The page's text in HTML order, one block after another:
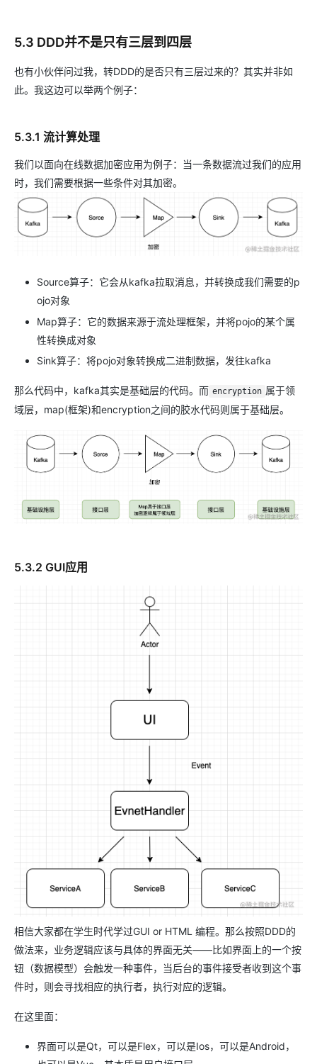
5.3 DDD并不是只有三层到四层
也有小伙伴问过我，转DDD的是否只有三层过来的？其实并非如
此。我这边可以举两个例子：
5.3.1 流计算处理
我们以面向在线数据加密应用为例子：当一条数据流过我们的应用
时，我们需要根据一些条件对其加密。
Source算子：它会从kafka拉取消息，并转换成我们需要的p
ojo对象
Map算子：它的数据来源于流处理框架，并将pojo的某个属
性转换成对象
Sink算子：将pojo对象转换成二进制数据，发往kafka
那么代码中，kafka其实是基础层的代码。而 encryption 属于领
域层，map(框架)和encryption之间的胶水代码则属于基础层。
5.3.2 GUI应用
相信大家都在学生时代学过GUI or HTML 编程。那么按照DDD的
做法来，业务逻辑应该与具体的界面无关——比如界面上的一个按
钮（数据模型）会触发一种事件，当后台的事件接受者收到这个事
件时，则会寻找相应的执行者，执行对应的逻辑。
在这里面：
界面可以是Qt，可以是Flex，可以是Ios，可以是Android，